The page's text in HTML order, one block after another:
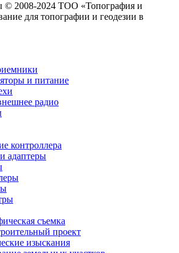
© 2008-2024 ТОО «Топография и
для топографии и геодезии в
и питание
радио
контроллера
адаптеры
съемка
проект
изыскания